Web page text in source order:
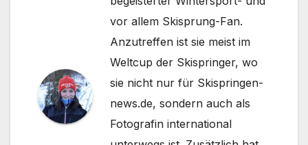
vor allem Skisprung-Fan.
Anzutreffen ist sie meist im
Weltcup der Skispringer, wo
sie nicht nur für Skispringen-
news.de, sondern auch als
Fotografin international